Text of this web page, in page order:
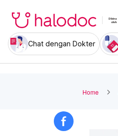
Chat dengan Dokter
Home